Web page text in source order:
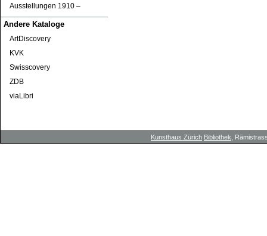
Ausstellungen 1910 ‒
Andere Kataloge
ArtDiscovery
KVK
Swisscovery
ZDB
viaLibri
Kunsthaus Zürich Bibliothek ,